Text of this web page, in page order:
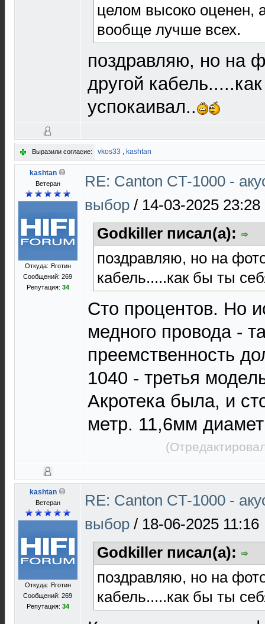
целом высоко оценен,
вообще лучше всех.
поздравляю, но на
другой
успокаивал..
Выразили согласие: vkos33 , kashtan
kashtan
Ветеран
Откуда: Яготин
Сообщений: 269
Репутация: 34
RE: Canton CT-1000 -
выбор / 14-03-2025 23:28
Godkiller писал(а):
поздравляю, но на
кабель.....как бы ты
Cто процентов. Но
медного провода -
преемственность
1040 - третья
Акротека была, и
метр. 11,6мм
kashtan
Ветеран
Откуда: Яготин
Сообщений: 269
Репутация: 34
RE: Canton CT-1000 -
выбор / 18-06-2025 11:16
Godkiller писал(а):
поздравляю, но на
кабель.....как бы ты